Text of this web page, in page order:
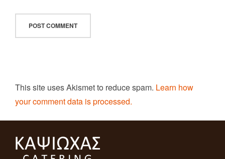
This site uses Akismet to reduce spam. Learn how
your comment data is processed.